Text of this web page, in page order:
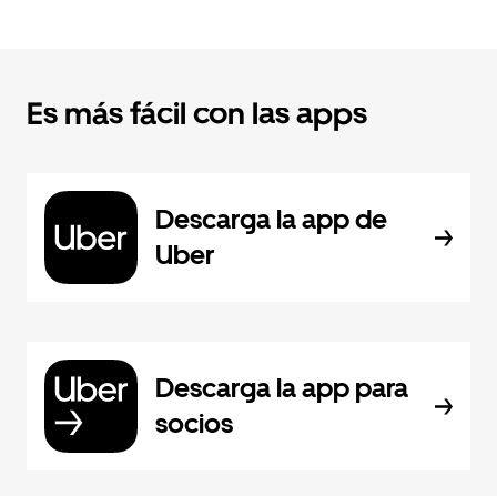
Es más fácil con las apps
Descarga la app de
Uber
Descarga la app para
socios